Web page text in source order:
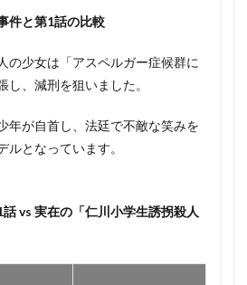
件と第1話の比較
の少女は「アスペルガー症候群に
し、減刑を狙いました。
年が自首し、法廷で不敵な笑みを
ルとなっています。
話 vs 実在の「仁川小学生誘拐殺人